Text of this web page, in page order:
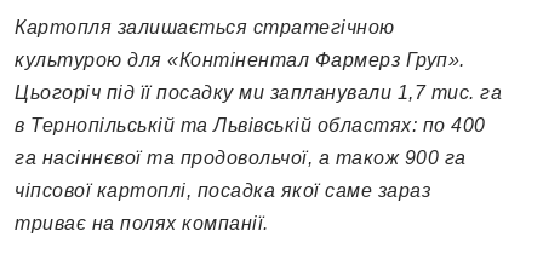
Картопля залишається стратегічною
культурою для «Контінентал Фармерз Груп».
Цьогоріч під її посадку ми запланували 1,7 тис. га
в Тернопільській та Львівській областях: по 400
га насіннєвої та продовольчої, а також 900 га
чіпсової картоплі, посадка якої саме зараз
триває на полях компанії.